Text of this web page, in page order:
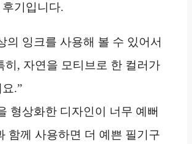
기입니다.
의 잉크를 사용해 볼 수 있어서
히, 자연을 모티브로 한 컬러가
.”
형상화한 디자인이 너무 예뻐
함께 사용하면 더 예쁜 필기구